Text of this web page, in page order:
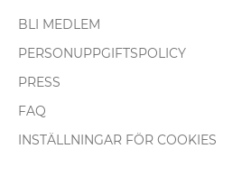
BLI MEDLEM
PERSONUPPGIFTSPOLICY
PRESS
FAQ
INSTÄLLNINGAR FÖR COOKIES